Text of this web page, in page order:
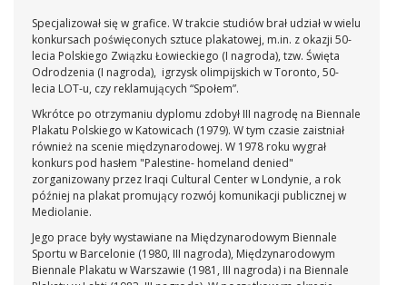
Specjalizował się w grafice. W trakcie studiów brał udział w wielu
konkursach poświęconych sztuce plakatowej, m.in. z okazji 50-
lecia Polskiego Związku Łowieckiego (I nagroda), tzw. Święta
Odrodzenia (I nagroda), igrzysk olimpijskich w Toronto, 50-
lecia LOT-u, czy reklamujących “Społem”.
Wkrótce po otrzymaniu dyplomu zdobył III nagrodę na Biennale
Plakatu Polskiego w Katowicach (1979). W tym czasie zaistniał
również na scenie międzynarodowej. W 1978 roku wygrał
konkurs pod hasłem "Palestine- homeland denied"
zorganizowany przez Iraqi Cultural Center w Londynie, a rok
później na plakat promujący rozwój komunikacji publicznej w
Mediolanie.
Jego prace były wystawiane na Międzynarodowym Biennale
Sportu w Barcelonie (1980, III nagroda), Międzynarodowym
Biennale Plakatu w Warszawie (1981, III nagroda) i na Biennale